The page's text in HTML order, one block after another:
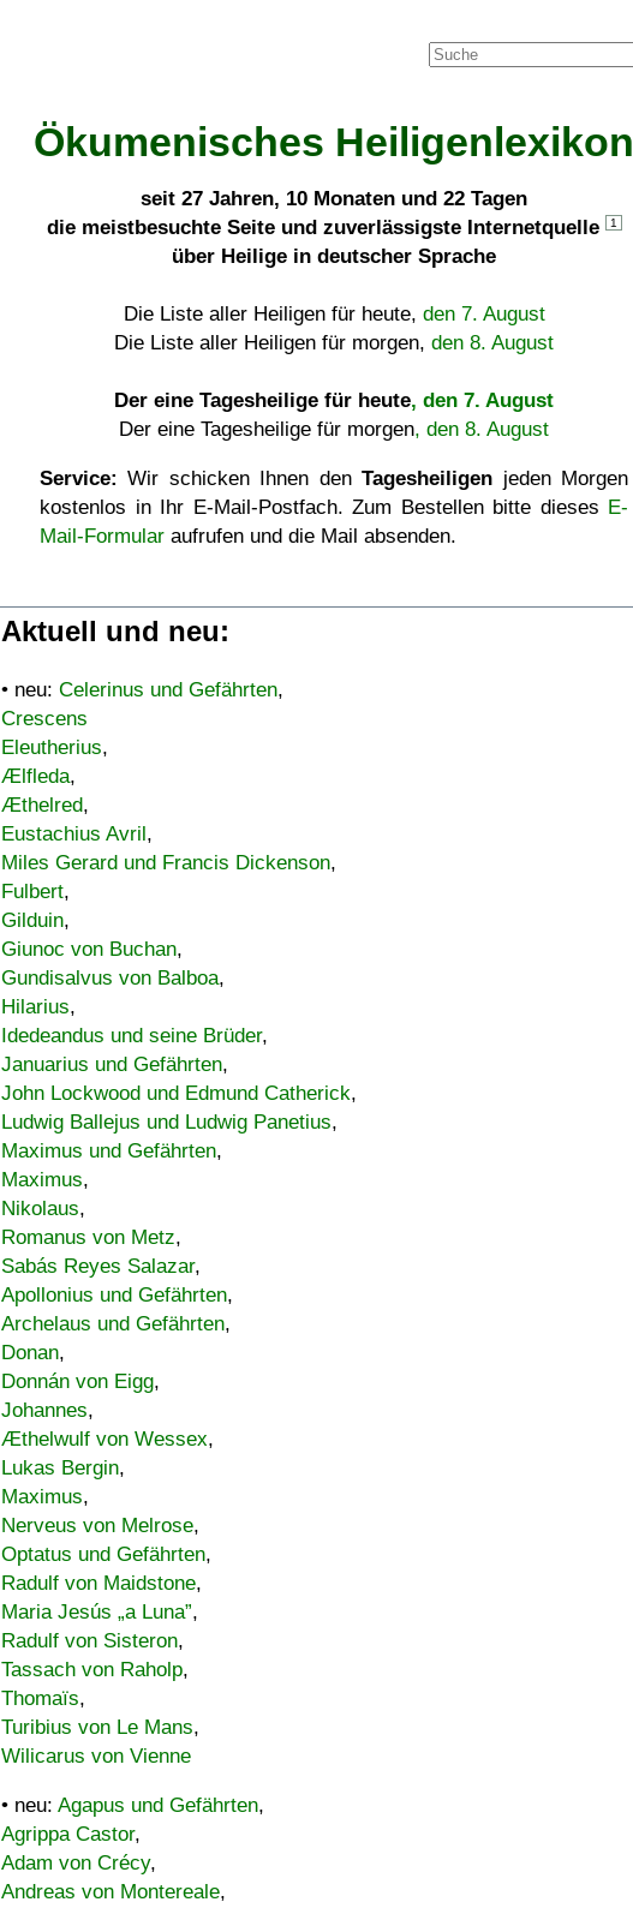
Ökumenisches Heiligenlexikon
seit 27 Jahren, 10 Monaten und 22 Tagen
die meistbesuchte Seite und zuverlässigste Internetquelle
1
über Heilige in deutscher Sprache
Die Liste aller Heiligen für heute, den 7. August
Die Liste aller Heiligen für morgen, den 8. August
Der eine Tagesheilige für heute, den 7. August
Der eine Tagesheilige für morgen, den 8. August
Service: Wir schicken Ihnen denTagesheiligen jeden Morgen
kostenlos in Ihr E-Mail-Postfach. Zum Bestellen bitte dieses E-
Mail-Formular aufrufen und die Mail absenden.
Aktuell und neu:
• neu: Celerinus und Gefährten,
Crescens
Eleutherius,
Ælfleda,
Æthelred,
Eustachius Avril,
Miles Gerard und Francis Dickenson,
Fulbert,
Gilduin,
Giunoc von Buchan,
Gundisalvus von Balboa,
Hilarius,
Idedeandus und seine Brüder,
Januarius und Gefährten,
John Lockwood und Edmund Catherick,
Ludwig Ballejus und Ludwig Panetius,
Maximus und Gefährten,
Maximus,
Nikolaus,
Romanus von Metz,
Sabás Reyes Salazar,
Apollonius und Gefährten,
Archelaus und Gefährten,
Donan,
Donnán von Eigg,
Johannes,
Æthelwulf von Wessex,
Lukas Bergin,
Maximus,
Nerveus von Melrose,
Optatus und Gefährten,
Radulf von Maidstone,
Maria Jesús „a Luna”,
Radulf von Sisteron,
Tassach von Raholp,
Thomaïs,
Turibius von Le Mans,
Wilicarus von Vienne
• neu: Agapus und Gefährten,
Agrippa Castor,
Adam von Crécy,
Andreas von Montereale,